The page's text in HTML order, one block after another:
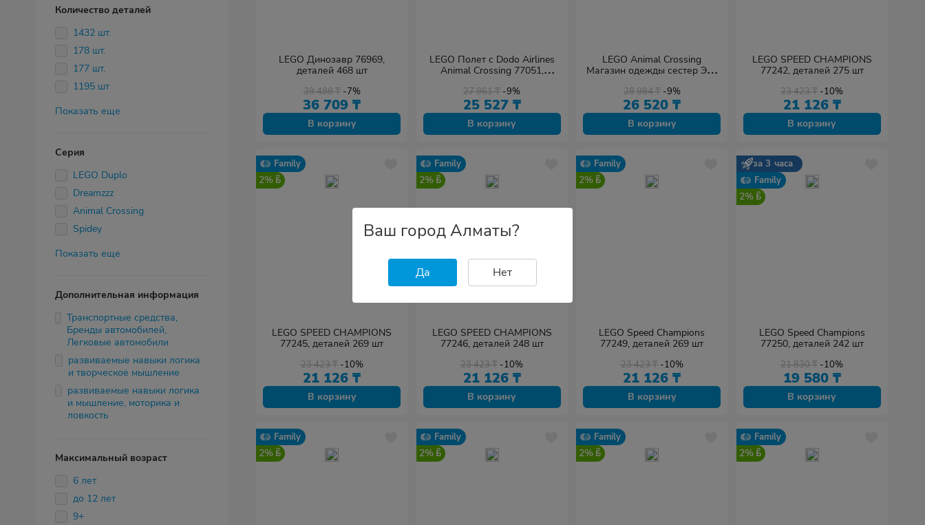
Количество деталей
1432 шт.
178 шт.
177 шт.
1195 шт
Показать еще
Серия
LEGO Duplo
Dreamzzz
Animal Crossing
Spidey
Показать еще
Дополнительная информация
Транспортные средства,
Бренды автомобилей,
Легковые автомобили
развиваемые навыки логика
и творческое мышление
развиваемые навыки логика
и мышление, моторика и
ловкость
Максимальный возраст
6 лет
до 12 лет
9+
LEGO Динозавр 76969,
деталей 468 шт
39 488₸ -7%
36 709 ₸
В корзину
LEGO Полет с Dodo Airlines
Animal Crossing 77051,
27 961₸ -9%
25 527 ₸
В корзину
LEGO Animal Crossing
Магазин одежды сестер Эбл
28 984₸ -9%
26 520 ₸
В корзину
LEGO SPEED CHAMPIONS
77242, деталей 275 шт
23 423₸ -10%
21 126 ₸
В корзину
Family
2%
LEGO SPEED CHAMPIONS
77245, деталей 269 шт
23 423₸ -10%
21 126 ₸
В корзину
Family
2%
LEGO SPEED CHAMPIONS
77246, деталей 248 шт
23 423₸ -10%
21 126 ₸
В корзину
Family
2%
LEGO Speed Champions
77249, деталей 269 шт
23 423₸ -10%
21 126 ₸
В корзину
за 3 часа
Family
2%
LEGO Speed Champions
77250, деталей 242 шт
21 830₸ -10%
19 580 ₸
В корзину
Family
2%
Family
2%
Family
2%
Family
2%
Ваш город Алматы?
Да Нет